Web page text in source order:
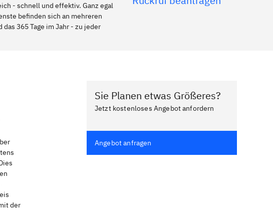
- schnell und effektiv. Ganz egal
befinden sich an mehreren
365 Tage im Jahr - zu jeder
der
Sie Planen etwas Größeres?
Jetzt kostenloses Angebot anfordern
Angebot anfragen